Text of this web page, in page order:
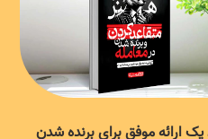
ارائه موفق برای برنده شدن